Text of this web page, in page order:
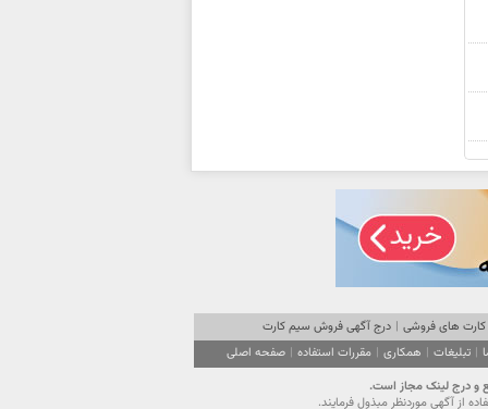
های فروشی | درج آگهی فروش سیم کارت
| تبلیغات | همکاری | مقررات استفاده | صفحه اصلی